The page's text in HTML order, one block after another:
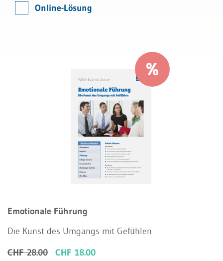
Online-Lösung
Emotionale Führung
Die Kunst des Umgangs mit Gefühlen
CHF 28.00
CHF 18.00